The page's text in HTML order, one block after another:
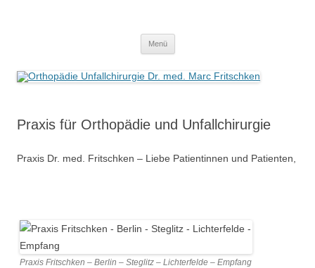
Marc Fritschken
Menü
Praxis für Orthopädie und Unfallchirurgie
Praxis Dr. med. Fritschken – Liebe Patientinnen und Patienten,
Praxis Fritschken – Berlin – Steglitz – Lichterfelde – Empfang